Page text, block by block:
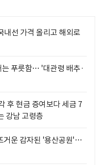
선 가격 올리고 해외로
푸릇함… '대관령 배추·
후 현금 증여보다 세금 7
강남 고령층
거운 감자된 '용산공원'…